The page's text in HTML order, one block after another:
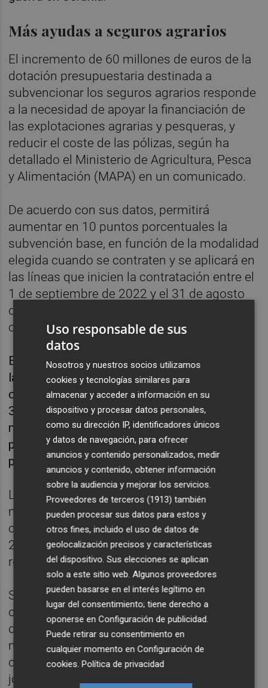
Más ayudas a seguros agrarios
El incremento de 60 millones de euros de la
dotación presupuestaria destinada a
subvencionar los seguros agrarios responde
a la necesidad de apoyar la financiación de
las explotaciones agrarias y pesqueras, y
reducir el coste de las pólizas, según ha
detallado el Ministerio de Agricultura, Pesca
y Alimentación (MAPA) en un comunicado.
De acuerdo con sus datos, permitirá
aumentar en 10 puntos porcentuales la
subvención base, en función de la modalidad
elegida cuando se contraten y se aplicará en
las líneas que inicien la contratación entre el
1 de septiembre de 2022 y el 31 de agosto
de 2023, y abarquen el periodo de un año
completo.
Esta ampliación supone un alza del 23,2 % en
las partidas para subvencionar la
contratación de seguros agrarios, hasta los
317,7 millones de euros, frente a los 257,7
millones de euros que figuraban en los
presupuestos generales del Estado para el
presente año.
La medida permitirá elevar el porcentaje
medio de subvención del MAPA sobre el
coste total de la prima, que era del 30 % en
2018, subió hasta el 32 % en 2021 y ahora
rondará el 40 %.
Según el Departamento, con este aumento
de 10 puntos en la subvención base y el de
determinadas ayudas adicionales y otras
mejoras introducidas en 2021, algunos
colectivos, como el de los agricultores
jóvenes, tendrán una subvención próxima al
Uso responsable de sus
datos
Nosotros y nuestros socios utilizamos
cookies y tecnologías similares para
almacenar y acceder a información en su
dispositivo y procesar datos personales,
como su dirección IP, identificadores únicos
y datos de navegación, para ofrecer
anuncios y contenido personalizados, medir
anuncios y contenido, obtener información
sobre la audiencia y mejorar los servicios.
Proveedores de terceros (1913) también
pueden procesar sus datos para estos y
otros fines, incluido el uso de datos de
geolocalización precisos y características
del dispositivo. Sus elecciones se aplican
solo a este sitio web. Algunos proveedores
pueden basarse en el interés legítimo en
lugar del consentimiento; tiene derecho a
oponerse enConfiguración de publicidad
Puede retirar su consentimiento en
cualquier momento enConfiguración de
cookies .Política de privacidad